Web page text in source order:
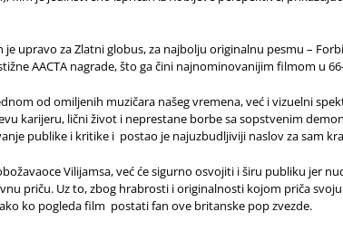
upravo za Zlatni globus, za najbolju originalnu pesmu –
AACTA nagrade, što ga čini najnominovanijim filmom u
od omiljenih muzičara našeg vremena, već i vizuelni
karijeru, lični život i neprestane borbe sa sopstvenim
publike i kritike i postao je najuzbudljiviji naslov za sam
Vilijamsa, već će sigurno osvojiti i širu publiku jer
priču. Uz to, zbog hrabrosti i originalnosti kojom priča
ko pogleda film postati fan ove britanske pop zvezde.